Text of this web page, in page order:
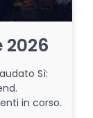
2026
Sì:
in corso.